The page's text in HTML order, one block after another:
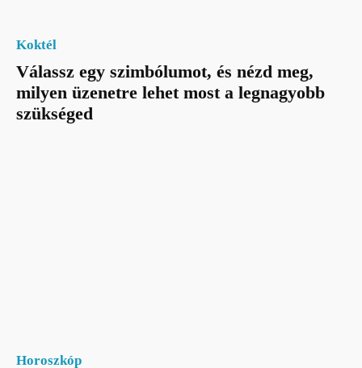
Koktél
Válassz egy szimbólumot, és nézd meg,
milyen üzenetre lehet most a legnagyobb
szükséged
Horoszkóp